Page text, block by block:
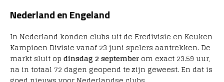
Nederland en Engeland
In Nederland konden clubs uit de Eredivisie en Keuken
Kampioen Divisie vanaf 23 juni spelers aantrekken. De
markt sluit op dinsdag 2 september om exact 23.59 uur,
na in totaal 72 dagen geopend te zijn geweest. En dat is